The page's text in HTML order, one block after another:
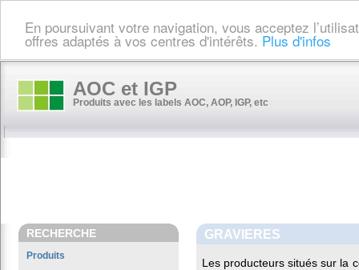
En poursuivant votre navigation, vous acceptez
offres adaptés à vos centres d'intérêts. Plus d'infos
AOC et IGP
Produits avec les labels AOC, AOP, IGP, etc
RECHERCHE
Produits
GRAVIERES
Les producteurs situés sur la